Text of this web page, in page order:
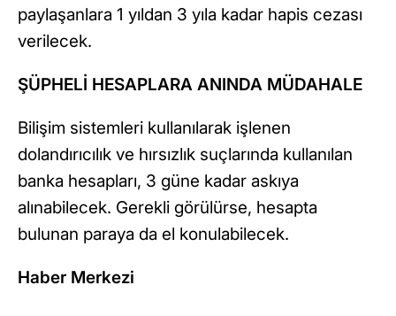
paylaşanlara 1 yıldan 3 yıla kadar hapis cezası
verilecek.
ŞÜPHELİ HESAPLARA ANINDA MÜDAHALE
Bilişim sistemleri kullanılarak işlenen
dolandırıcılık ve hırsızlık suçlarında kullanılan
banka hesapları, 3 güne kadar askıya
alınabilecek. Gerekli görülürse, hesapta
bulunan paraya da el konulabilecek.
Haber Merkezi